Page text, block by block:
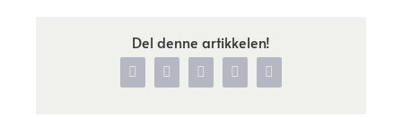
Del denne artikkelen!
Facebook
X WhatsAppPinterestVk